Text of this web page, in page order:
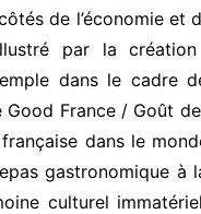
de l’économie et
par la création
dans le cadre
France / Goût de
dans le
gastronomique à
culturel